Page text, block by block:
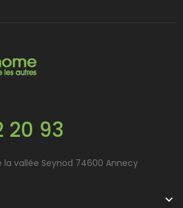
20 93
la vallée Seynod 74600 Annecy
